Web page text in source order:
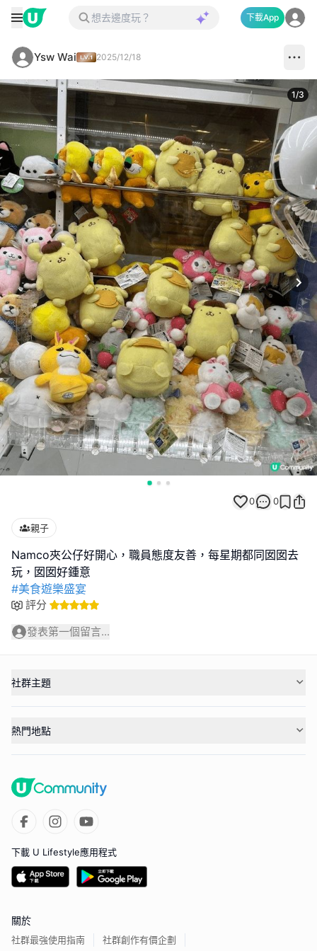
下載App
Ysw Wai 2025/12/18
1/3
0 0
親子
Namco夾公仔好開心，職員態度友善，每星期都同囡囡去
#美食遊樂盛宴
評分
發表第一個留言...
社群主題
熱門地點
下載 U Lifestyle應用程式
關於
社群最強使用指南 社群創作有價企劃